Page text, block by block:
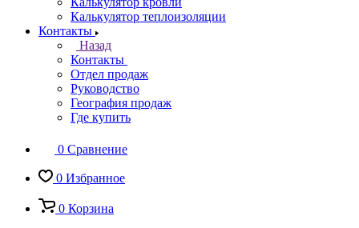
Калькулятор теплоизоляции
Контакты
Назад
Контакты
Отдел продаж
Руководство
География продаж
Где купить
0 Сравнение
0 Избранное
0 Корзина